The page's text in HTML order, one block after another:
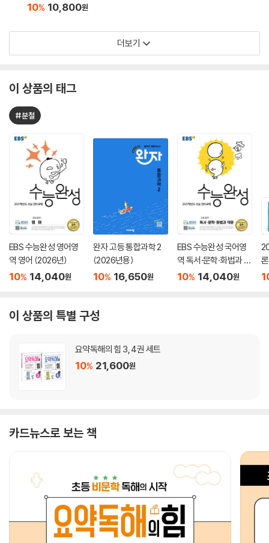
10% 10,800원
더보기
이 상품의 태그
#분철
EBS 수능완성 영어영
역 영어 (2026년)
10% 14,040원
완자 고등 통합과학 2
(2026년용)
10% 16,650원
EBS 수능완성 국어영
역 독서·문학·화법과 작
문 (2026년)
10% 14,040원
(
이 상품의 특별 구성
요약독해의 힘 3, 4권 세트
10% 21,600원
카드뉴스로 보는 책